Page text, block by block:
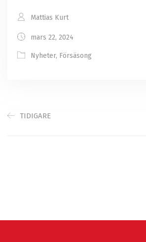
Mattias Kurt
mars 22, 2024
Nyheter, Försäsong
TIDIGARE